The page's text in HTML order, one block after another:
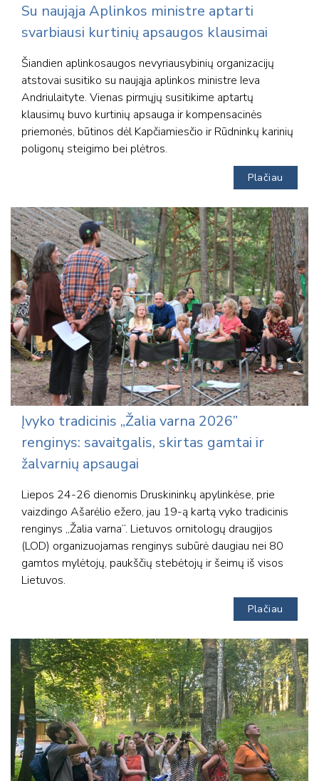
Su naująja Aplinkos ministre aptarti
svarbiausi kurtinių apsaugos klausimai
Šiandien aplinkosaugos nevyriausybinių organizacijų
atstovai susitiko su naująja aplinkos ministre Ieva
Andriulaityte. Vienas pirmųjų susitikime aptartų
klausimų buvo kurtinių apsauga ir kompensacinės
priemonės, būtinos dėl Kapčiamiesčio ir Rūdninkų karinių
poligonų steigimo bei plėtros.
Plačiau
Įvyko tradicinis „Žalia varna 2026”
renginys: savaitgalis, skirtas gamtai ir
žalvarnių apsaugai
Liepos 24-26 dienomis Druskininkų apylinkėse, prie
vaizdingo Ašarėlio ežero, jau 19-ą kartą vyko tradicinis
renginys „Žalia varna“. Lietuvos ornitologų draugijos
(LOD) organizuojamas renginys subūrė daugiau nei 80
gamtos mylėtojų, paukščių stebėtojų ir šeimų iš visos
Lietuvos.
Plačiau